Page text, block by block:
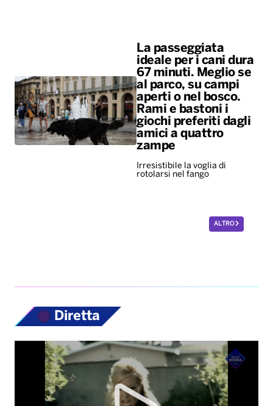
La passeggiata
ideale per i cani dura
67 minuti. Meglio se
al parco, su campi
aperti o nel bosco.
Rami e bastoni i
giochi preferiti dagli
amici a quattro
zampe
Irresistibile la voglia di
rotolarsi nel fango
ALTRO
Diretta